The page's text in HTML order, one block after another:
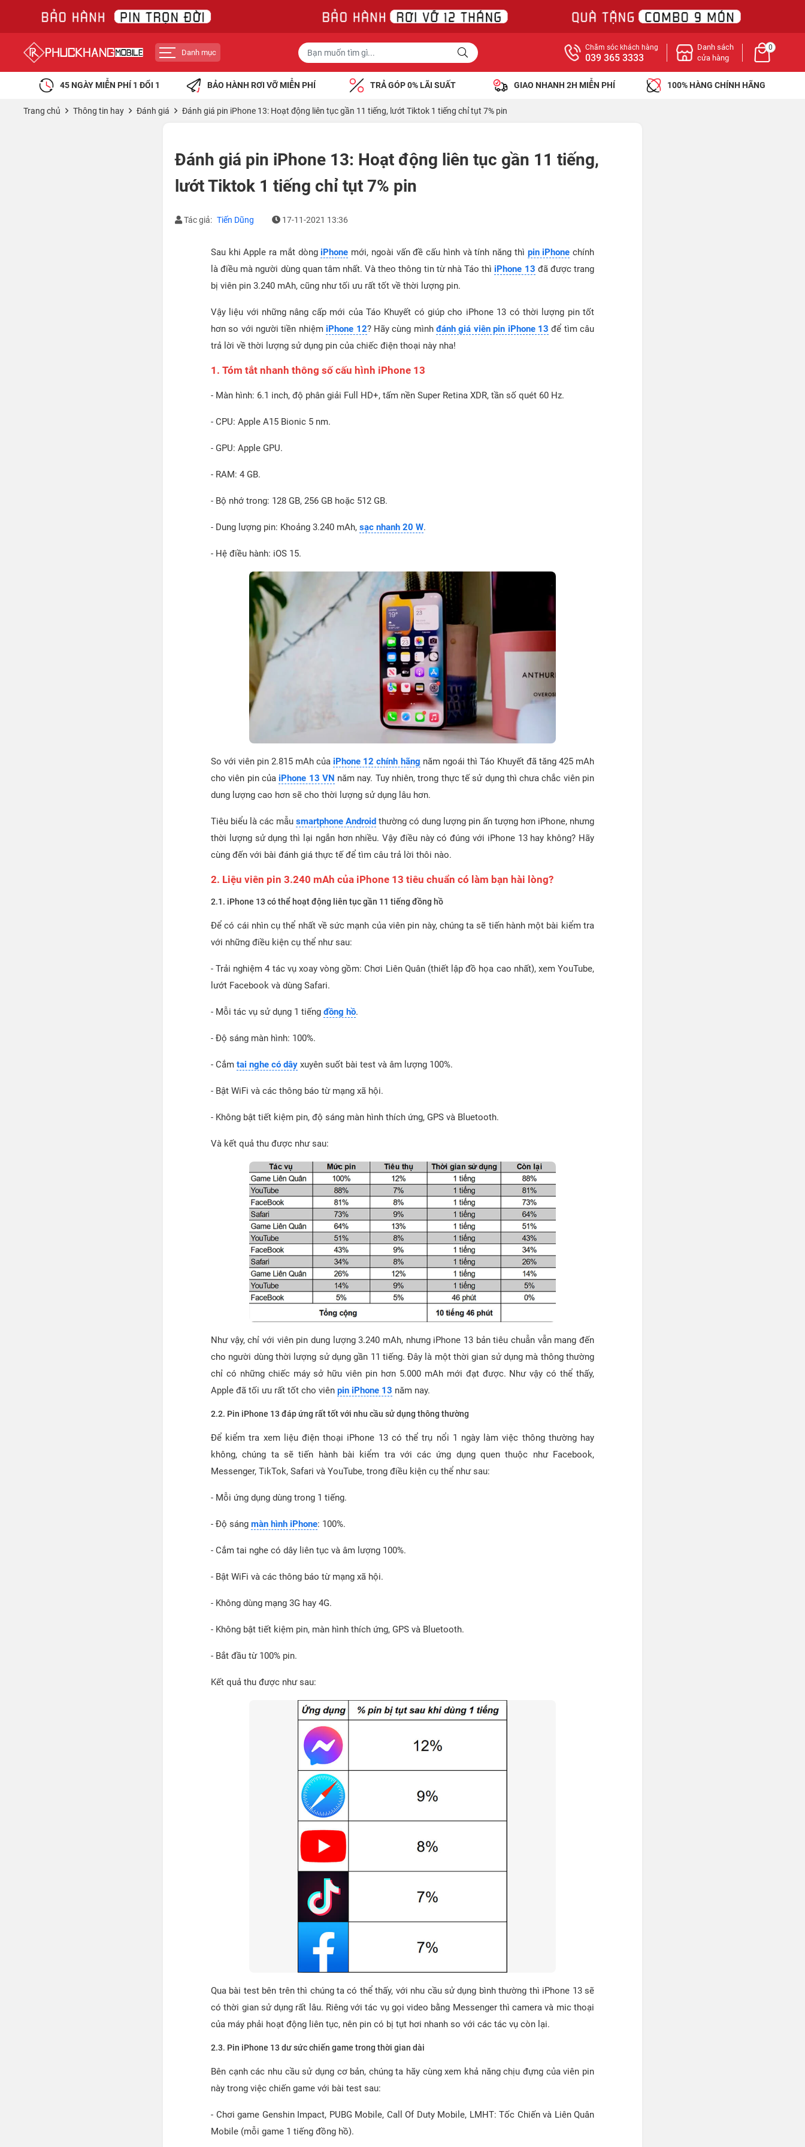
Danh mục
Chăm sóc khách hàng
039 365 3333
Danh sách
cửa hàng
0
45 NGÀY MIỄN PHÍ 1 ĐỔI 1 BẢO HÀNH RƠI VỠ MIỄN PHÍ TRẢ GÓP 0% LÃI SUẤT GIAO NHANH 2H MIỄN PHÍ 100% HÀNG CHÍNH HÃNG
Trang chủ Thông tin hay Đánh giá Đánh giá pin iPhone 13: Hoạt động liên tục gần 11 tiếng, lướt Tiktok 1 tiếng chỉ tụt 7% pin
Đánh giá pin iPhone 13: Hoạt động liên tục gần 11 tiếng,
lướt Tiktok 1 tiếng chỉ tụt 7% pin
Tác giả: Tiến Dũng 17-11-2021 13:36
Sau khi Apple ra mắt dòng iPhone mới, ngoài vấn đề cấu hình và tính năng thì pin iPhone chính
là điều mà người dùng quan tâm nhất. Và theo thông tin từ nhà Táo thì iPhone 13 đã được trang
bị viên pin 3.240 mAh, cũng như tối ưu rất tốt về thời lượng pin.
Vậy liệu với những nâng cấp mới của Táo Khuyết có giúp cho iPhone 13 có thời lượng pin tốt
hơn so với người tiền nhiệm iPhone 12? Hãy cùng mìnhđánh giá viên pin iPhone 13 để tìm câu
trả lời về thời lượng sử dụng pin của chiếc điện thoại này nha!
1. Tóm tắt nhanh thông số cấu hình iPhone 13
- Màn hình: 6.1 inch, độ phân giải Full HD+, tấm nền Super Retina XDR, tần số quét 60 Hz.
- CPU: Apple A15 Bionic 5 nm.
- GPU: Apple GPU.
- RAM: 4 GB.
- Bộ nhớ trong: 128 GB, 256 GB hoặc 512 GB.
- Dung lượng pin: Khoảng 3.240 mAh, sạc nhanh 20 W.
- Hệ điều hành: iOS 15.
So với viên pin 2.815 mAh của iPhone 12 chính hãng năm ngoái thì Táo Khuyết đã tăng 425 mAh
cho viên pin của iPhone 13 VN năm nay. Tuy nhiên, trong thực tế sử dụng thì chưa chắc viên pin
dung lượng cao hơn sẽ cho thời lượng sử dụng lâu hơn.
Tiêu biểu là các mẫu smartphone Android thường có dung lượng pin ấn tượng hơn iPhone, nhưng
thời lượng sử dụng thì lại ngắn hơn nhiều. Vậy điều này có đúng với iPhone 13 hay không? Hãy
cùng đến với bài đánh giá thực tế để tìm câu trả lời thôi nào.
2. Liệu viên pin 3.240 mAh của iPhone 13 tiêu chuẩn có làm bạn hài lòng?
2.1. iPhone 13 có thể hoạt động liên tục gần 11 tiếng đồng hồ
Để có cái nhìn cụ thể nhất về sức mạnh của viên pin này, chúng ta sẽ tiến hành một bài kiểm tra
với những điều kiện cụ thể như sau:
- Trải nghiệm 4 tác vụ xoay vòng gồm: Chơi Liên Quân (thiết lập đồ họa cao nhất), xem YouTube,
lướt Facebook và dùng Safari.
- Mỗi tác vụ sử dụng 1 tiếng đồng hồ.
- Độ sáng màn hình: 100%.
- Cắm tai nghe có dây xuyên suốt bài test và âm lượng 100%.
- Bật WiFi và các thông báo từ mạng xã hội.
- Không bật tiết kiệm pin, độ sáng màn hình thích ứng, GPS và Bluetooth.
Và kết quả thu được như sau:
Như vậy, chỉ với viên pin dung lượng 3.240 mAh, nhưng iPhone 13 bản tiêu chuẫn vẫn mang đến
cho người dùng thời lượng sử dụng gần 11 tiếng. Đây là một thời gian sử dụng mà thông thường
chỉ có những chiếc máy sở hữu viên pin hơn 5.000 mAh mới đạt được. Như vậy có thể thấy,
Apple đã tối ưu rất tốt cho viên pin iPhone 13 năm nay.
2.2. Pin iPhone 13 đáp ứng rất tốt với nhu cầu sử dụng thông thường
Để kiểm tra xem liệu điện thoại iPhone 13 có thể trụ nổi 1 ngày làm việc thông thường hay
không, chúng ta sẽ tiến hành bài kiểm tra với các ứng dụng quen thuộc như Facebook,
Messenger, TikTok, Safari và YouTube, trong điều kiện cụ thể như sau:
- Mỗi ứng dụng dùng trong 1 tiếng.
- Độ sáng màn hình iPhone: 100%.
- Cắm tai nghe có dây liên tục và âm lượng 100%.
- Bật WiFi và các thông báo từ mạng xã hội.
- Không dùng mạng 3G hay 4G.
- Không bật tiết kiệm pin, màn hình thích ứng, GPS và Bluetooth.
- Bắt đầu từ 100% pin.
Kết quả thu được như sau:
Qua bài test bên trên thì chúng ta có thể thấy, với nhu cầu sử dụng bình thường thì iPhone 13 sẽ
có thời gian sử dụng rất lâu. Riêng với tác vụ gọi video bằng Messenger thì camera và mic thoại
của máy phải hoạt động liên tục, nên pin có bị tụt hơi nhanh so với các tác vụ còn lại.
2.3. Pin iPhone 13 dư sức chiến game trong thời gian dài
Bên cạnh các nhu cầu sử dụng cơ bản, chúng ta hãy cùng xem khả năng chịu đựng của viên pin
này trong việc chiến game với bài test sau:
- Chơi game Genshin Impact, PUBG Mobile, Call Of Duty Mobile, LMHT: Tốc Chiến và Liên Quân
Mobile (mỗi game 1 tiếng đồng hồ).